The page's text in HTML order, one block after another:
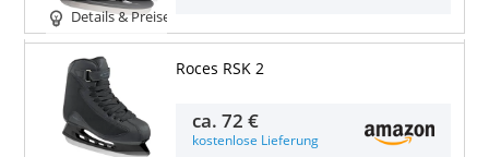
Details & Preise
Roces RSK 2
ca.72 €
kostenlose Lieferung